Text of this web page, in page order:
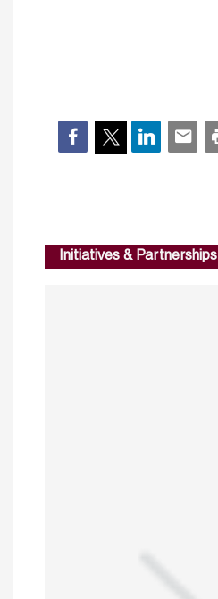
Initiatives & Partnerships